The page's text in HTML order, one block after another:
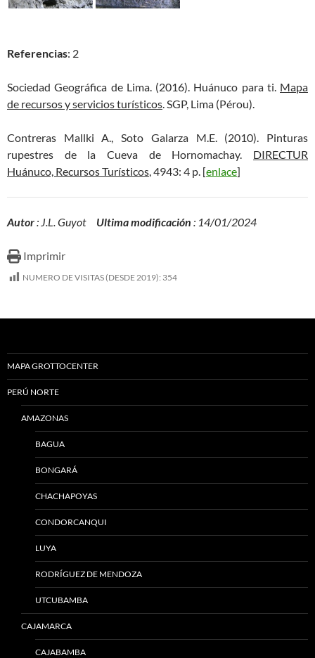
Referencias: 2
Sociedad Geográfica de Lima. (2016). Huánuco para ti. Mapa
de recursos y servicios turísticos. SGP, Lima (Pérou).
Contreras Mallki A., Soto Galarza M.E. (2010). Pinturas
rupestres de la Cueva de Hornomachay. DIRECTUR
Huánuco, Recursos Turísticos, 4943: 4 p. [enlace]
Autor: J.L. Guyot Ultima modificación : 14/01/2024
Imprimir
NUMERO DE VISITAS (DESDE 2019): 354
MAPA GROTTOCENTER
PERÚ NORTE
AMAZONAS
BAGUA
BONGARÁ
CHACHAPOYAS
CONDORCANQUI
LUYA
RODRÍGUEZ DE MENDOZA
UTCUBAMBA
CAJAMARCA
CAJABAMBA